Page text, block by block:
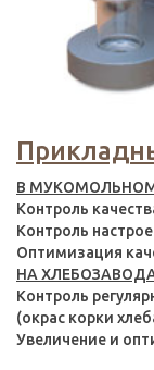
В
Контроль
Контроль
Оптимизация
НА
Контроль
(окрас корки
Увеличение и